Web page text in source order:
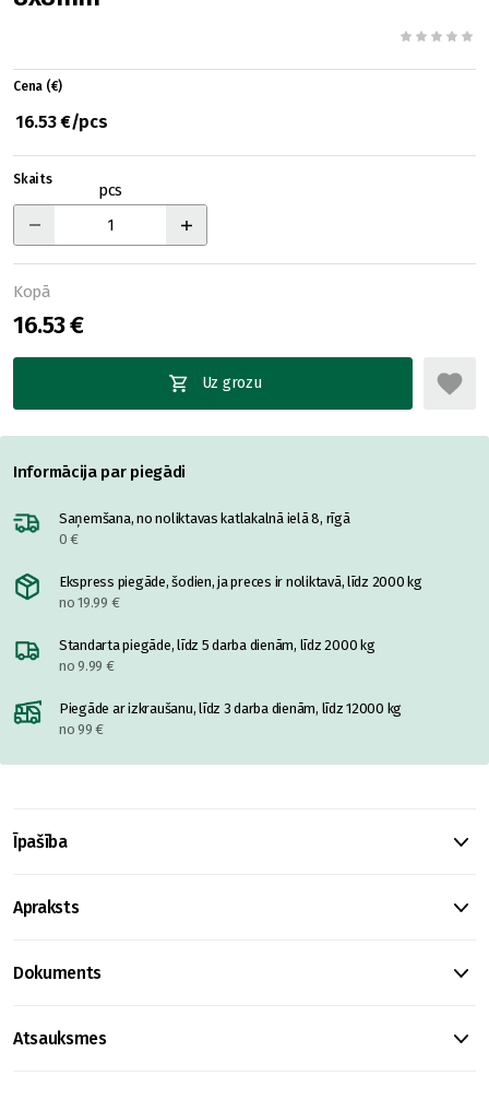
Cena (€)
16.53 €/pcs
Skaits
pcs
Kopā
16.53 €
Uz grozu
Informācija par piegādi
Saņemšana, no noliktavas katlakalnā ielā 8, rīgā
0 €
Ekspress piegāde, šodien, ja preces ir noliktavā, līdz 2000 kg
no 19.99 €
Standarta piegāde, līdz 5 darba dienām, līdz 2000 kg
no 9.99 €
Piegāde ar izkraušanu, līdz 3 darba dienām, līdz 12000 kg
no 99 €
Īpašība
Apraksts
Dokuments
Atsauksmes